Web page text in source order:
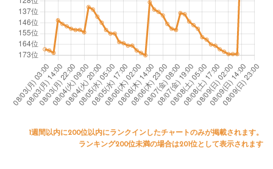
1週間以内に200位以内にランクインしたチャートのみが掲載されます。
ランキング200位未満の場合は201位として表示されます